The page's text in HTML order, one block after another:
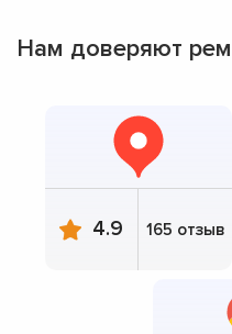
Нам доверяют
4.9 165 отзыв